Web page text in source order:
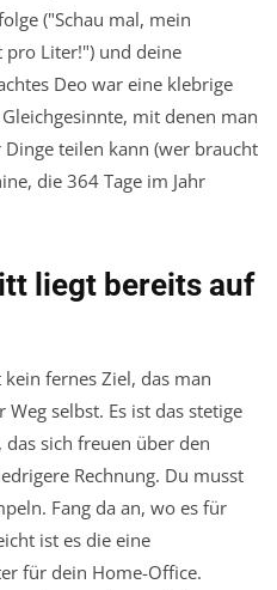
("Schau mal, mein
pro Liter!") und deine
Deo war eine klebrige
mit denen man
teilen kann (wer braucht
die 364 Tage im Jahr
liegt bereits auf
fernes Ziel, das man
selbst. Es ist das stetige
sich freuen über den
Rechnung. Du musst
Fang da an, wo es für
ist es die eine
für dein Home-Office.